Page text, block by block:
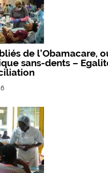
de l’Obamacare,
sans-dents –